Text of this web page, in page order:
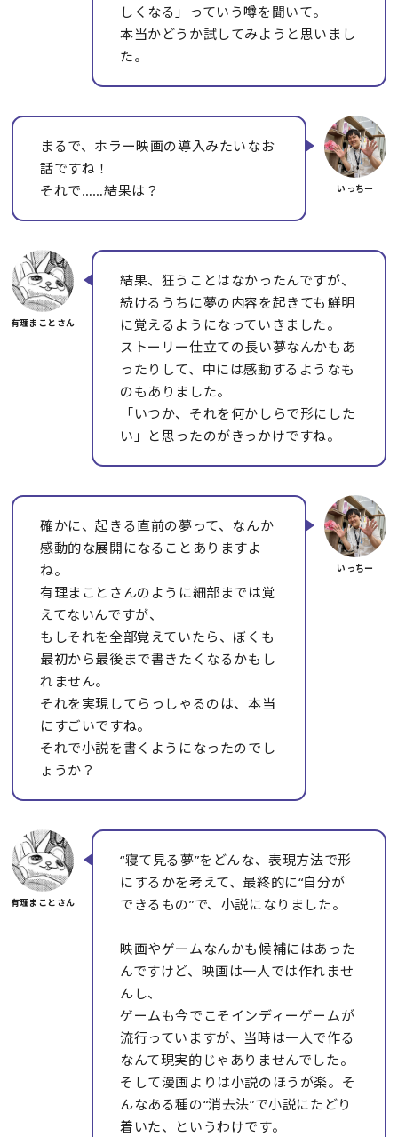
しくなる」っていう噂を聞いて。
本当かどうか試してみようと思いまし
た。
まるで、ホラー映画の導入みたいなお
話ですね！
それで……結果は？
結果、狂うことはなかったんですが、
続けるうちに夢の内容を起きても鮮明
に覚えるようになっていきました。
ストーリー仕立ての長い夢なんかもあ
ったりして、中には感動するようなも
のもありました。
「いつか、それを何かしらで形にした
い」と思ったのがきっかけですね。
確かに、起きる直前の夢って、なんか
感動的な展開になることありますよ
ね。
有理まことさんのように細部までは覚
えてないんですが、
もしそれを全部覚えていたら、ぼくも
最初から最後まで書きたくなるかもし
れません。
それを実現してらっしゃるのは、本当
にすごいですね。
それで小説を書くようになったのでし
ょうか？
“寝て見る夢”をどんな、表現方法で形
にするかを考えて、最終的に“自分が
できるもの”で、小説になりました。
映画やゲームなんかも候補にはあった
んですけど、映画は一人では作れませ
んし、
ゲームも今でこそインディーゲームが
流行っていますが、当時は一人で作る
なんて現実的じゃありませんでした。
そして漫画よりは小説のほうが楽。そ
んなある種の“消去法”で小説にたどり
着いた、というわけです。